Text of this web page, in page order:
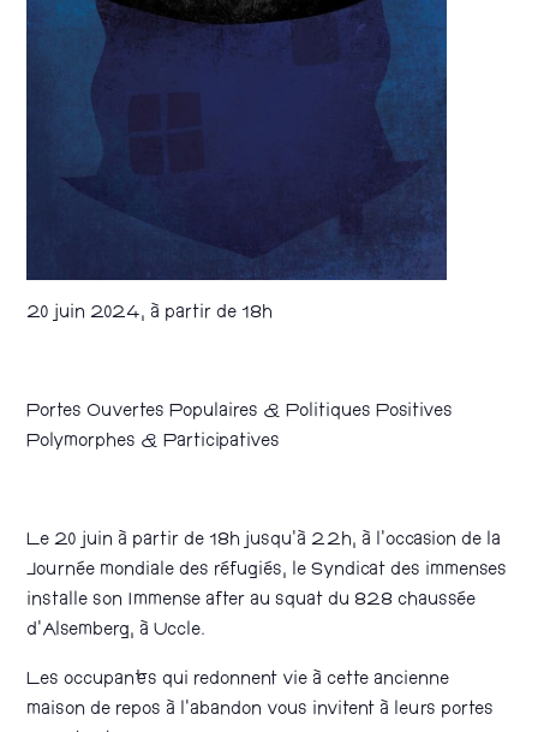
20 juin 2024, à partir de 18h
Portes Ouvertes Populaires & Politiques Positives
Polymorphes & Participatives
Le 20 juin à partir de 18h jusqu’à 22h, à l’occasion de la
Journée mondiale des réfugiés, le Syndicat des immenses
installe son Immense after au squat du 828 chaussée
d’Alsemberg, à Uccle.
Les occupant·es qui redonnent vie à cette ancienne
maison de repos à l’abandon vous invitent à leurs portes